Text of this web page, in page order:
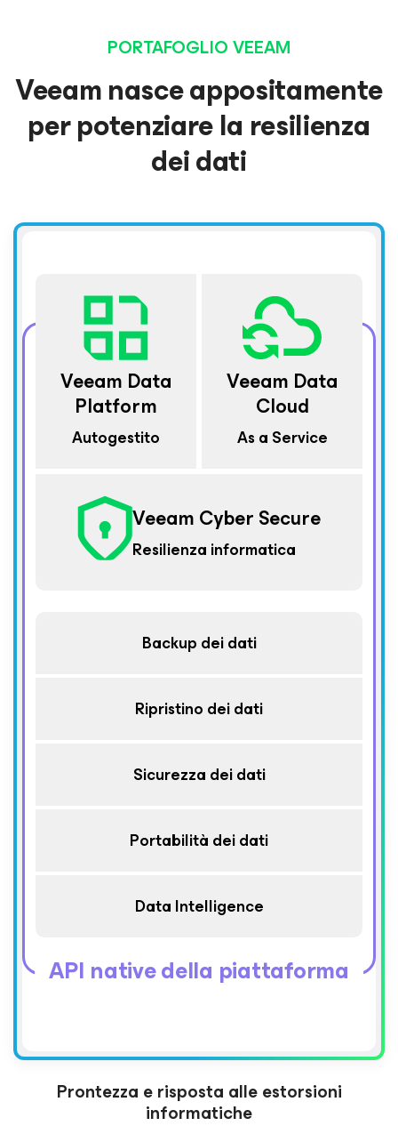
PORTAFOGLIO VEEAM
Veeam nasce appositamente
per potenziare la resilienza
dei dati
Veeam Data
Platform
Autogestito
Veeam Data
Cloud
As a Service
Veeam Cyber Secure
Resilienza informatica
Backup dei dati
Ripristino dei dati
Sicurezza dei dati
Portabilità dei dati
Data Intelligence
API native della piattaforma
Prontezza e risposta alle estorsioni
informatiche